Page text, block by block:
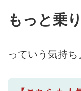
もっと乗
っていう気持ち